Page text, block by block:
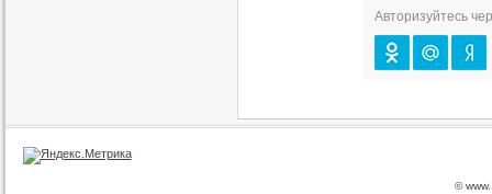
Авторизуйтесь
©